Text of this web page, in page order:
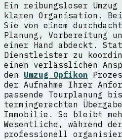
Ein reibungsloser
klaren Organisation.
Sie von einem
Planung, Vorbereitung
einer Hand abdeckt.
Dienstleister zu
einen verlässlichen
den Umzug Opfikon
der Aufnahme Ihrer
passende Tourplanung
termingerechten
Immobilie. So bleibt
Wesentliche, während
professionell